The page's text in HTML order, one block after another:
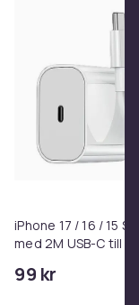
och ge ditt
Laddare
iPhone 17 / 16 / 15
med 2M USB-C till
99 kr